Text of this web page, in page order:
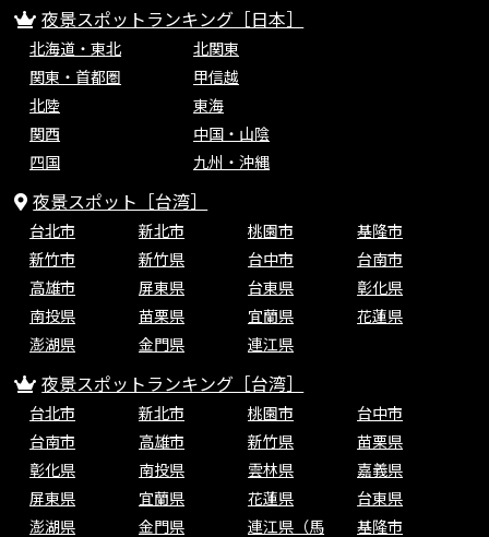
夜景スポットランキング［日本］
北海道・東北
北関東
関東・首都圏
甲信越
北陸
東海
関西
中国・山陰
四国
九州・沖縄
夜景スポット［台湾］
台北市 新北市 桃園市
基隆市
新竹市
新竹県 台中市
台南市
高雄市
屏東県 台東県
彰化県
南投県
苗栗県 宜蘭県
花蓮県
澎湖県
金門県 連江県
夜景スポットランキング［台湾］
台北市 新北市 桃園市
台中市
台南市
高雄市 新竹県
苗栗県
彰化県
南投県 雲林県
嘉義県
屏東県
宜蘭県 花蓮県
台東県
澎湖県
金門県
連江県（馬
基隆市